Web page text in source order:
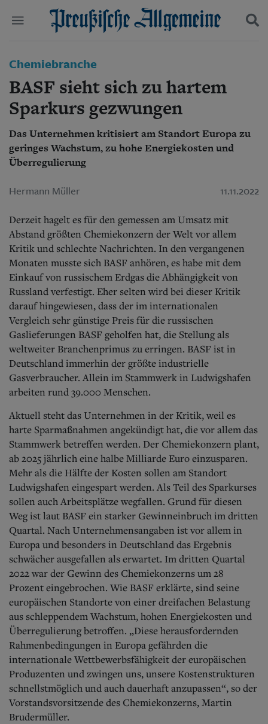
Start
Wer wir sind
Aktuelle Ausgabe
Abonnenten-Login
Abonnent werden
Abo Prämien
Archiv
Mediadaten
Wirtschaft
Panorama
Gesellschaft
Leben
Geschichte
Ostpreußen
Bücher
Kontakt
Impressum
Datenschutz
Suchen und finden
Chemiebranche
BASF sieht sich zu hartem
Sparkurs gezwungen
Das Unternehmen kritisiert am Standort Europa zu
geringes Wachstum, zu hohe Energiekosten und
Überregulierung
Hermann Müller 11.11.2022
Derzeit hagelt es für den gemessen am Umsatz mit
Abstand größten Chemiekonzern der Welt vor allem
Kritik und schlechte Nachrichten. In den vergangenen
Monaten musste sich BASF anhören, es habe mit dem
Einkauf von russischem Erdgas die Abhängigkeit von
Russland verfestigt. Eher selten wird bei dieser Kritik
darauf hingewiesen, dass der im internationalen
Vergleich sehr günstige Preis für die russischen
Gaslieferungen BASF geholfen hat, die Stellung als
weltweiter Branchenprimus zu erringen. BASF ist in
Deutschland immerhin der größte industrielle
Gasverbraucher. Allein im Stammwerk in Ludwigshafen
arbeiten rund 39.000 Menschen.
Aktuell steht das Unternehmen in der Kritik, weil es
harte Sparmaßnahmen angekündigt hat, die vor allem das
Stammwerk betreffen werden. Der Chemiekonzern plant,
ab 2025 jährlich eine halbe Milliarde Euro einzusparen.
Mehr als die Hälfte der Kosten sollen am Standort
Ludwigshafen eingespart werden. Als Teil des Sparkurses
sollen auch Arbeitsplätze wegfallen. Grund für diesen
Weg ist laut BASF ein starker Gewinneinbruch im dritten
Quartal. Nach Unternehmensangaben ist vor allem in
Europa und besonders in Deutschland das Ergebnis
schwächer ausgefallen als erwartet. Im dritten Quartal
2022 war der Gewinn des Chemiekonzerns um 28
Prozent eingebrochen. Wie BASF erklärte, sind seine
europäischen Standorte von einer dreifachen Belastung
aus schleppendem Wachstum, hohen Energiekosten und
Überregulierung betroffen. „Diese herausfordernden
Rahmenbedingungen in Europa gefährden die
internationale Wettbewerbsfähigkeit der europäischen
Produzenten und zwingen uns, unsere Kostenstrukturen
schnellstmöglich und auch dauerhaft anzupassen“, so der
Vorstandsvorsitzende des Chemiekonzerns, Martin
Brudermüller.